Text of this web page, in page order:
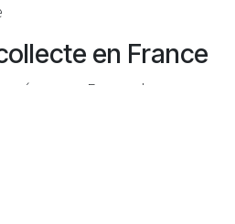
en France
en France, la